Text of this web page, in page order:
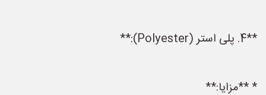
**4. پلی استر (Polyester):**
* **مزایا:**